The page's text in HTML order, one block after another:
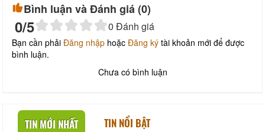
Bình luận và Đánh giá (0)
0/5 0 Đánh giá
Bạn cần phải Đăng nhập hoặc Đăng ký tài khoản mới để được
bình luận.
Chưa có bình luận
TIN MỚI NHẤT TIN NỔI BẬT